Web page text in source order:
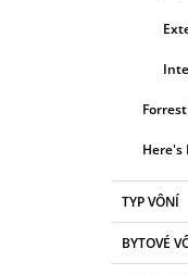
Here's
TYP VÔNÍ
BYTOVÉ